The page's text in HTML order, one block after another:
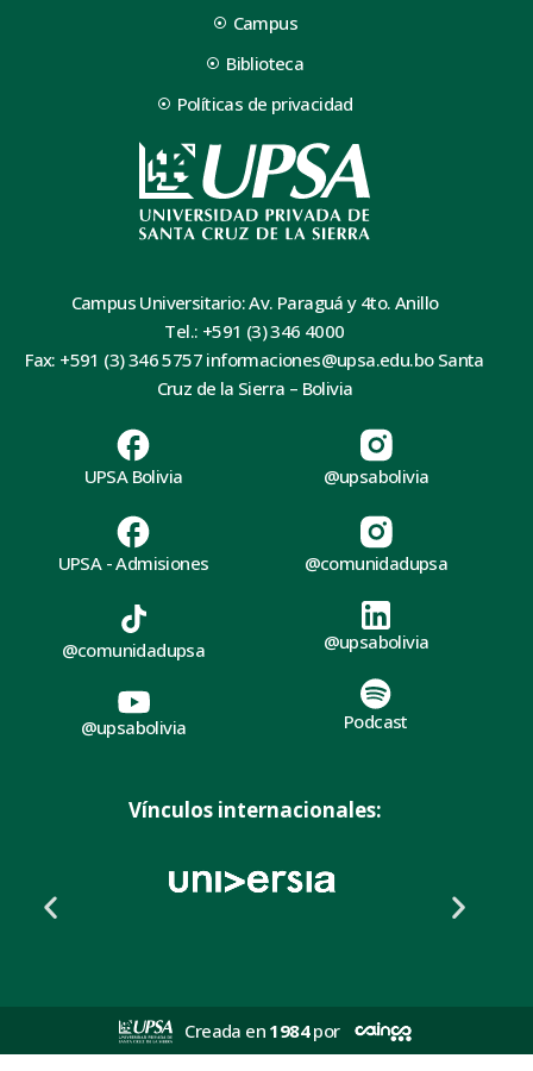
Campus
Biblioteca
Políticas de privacidad
Campus Universitario: Av. Paraguá y 4to. Anillo
Tel.: +591 (3) 346 4000
Fax: +591 (3) 346 5757 informaciones@upsa.edu.bo Santa
Cruz de la Sierra – Bolivia
UPSA Bolivia
UPSA - Admisiones
@upsabolivia
@comunidadupsa
@comunidadupsa
@upsabolivia
@upsabolivia
Podcast
Vínculos internacionales:
Creada en 1984por